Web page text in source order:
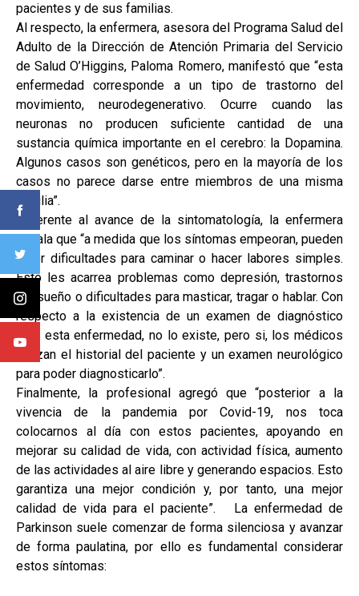
pacientes y de sus familias.
Al respecto, la enfermera, asesora del Programa Salud del
Adulto de la Dirección de Atención Primaria del Servicio
de Salud O’Higgins, Paloma Romero, manifestó que “esta
enfermedad corresponde a un tipo de trastorno del
movimiento, neurodegenerativo. Ocurre cuando las
neuronas no producen suficiente cantidad de una
sustancia química importante en el cerebro: la Dopamina.
Algunos casos son genéticos, pero en la mayoría de los
casos no parece darse entre miembros de una misma
familia”.
Referente al avance de la sintomatología, la enfermera
señala que “a medida que los síntomas empeoran, pueden
tener dificultades para caminar o hacer labores simples.
Esto les acarrea problemas como depresión, trastornos
del sueño o dificultades para masticar, tragar o hablar. Con
respecto a la existencia de un examen de diagnóstico
para esta enfermedad, no lo existe, pero si, los médicos
utilizan el historial del paciente y un examen neurológico
para poder diagnosticarlo”.
Finalmente, la profesional agregó que “posterior a la
vivencia de la pandemia por Covid-19, nos toca
colocarnos al día con estos pacientes, apoyando en
mejorar su calidad de vida, con actividad física, aumento
de las actividades al aire libre y generando espacios. Esto
garantiza una mejor condición y, por tanto, una mejor
calidad de vida para el paciente”. La enfermedad de
Parkinson suele comenzar de forma silenciosa y avanzar
de forma paulatina, por ello es fundamental considerar
estos síntomas: